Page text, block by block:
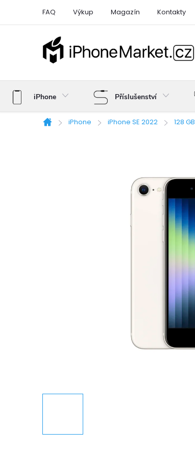
FAQ Výkup Magazín Kontakty
iPhone Příslušenství
Domů
iPhone iPhone SE 2022 128 GB